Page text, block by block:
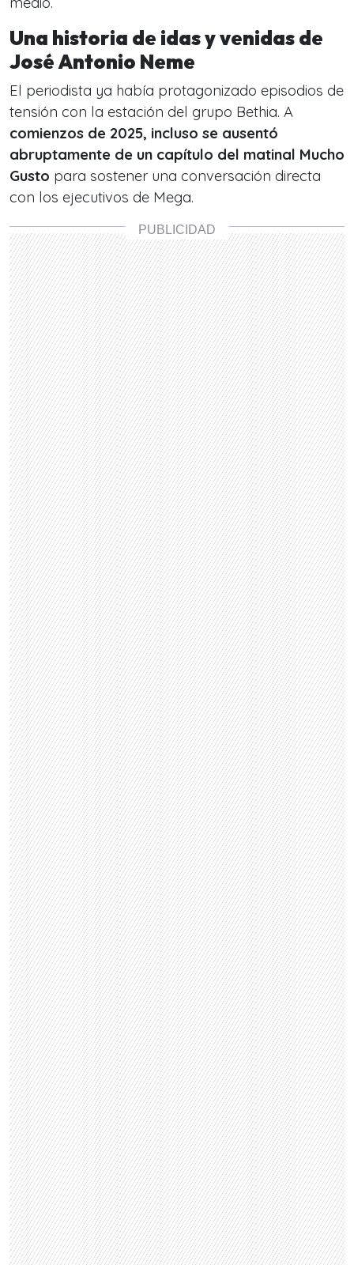
Una historia de idas y venidas de
José Antonio Neme
El periodista ya había protagonizado episodios de
tensión con la estación del grupo Bethia. A
comienzos de 2025, incluso se ausentó
abruptamente de un capítulo del matinal Mucho
Gusto para sostener una conversación directa
con los ejecutivos de Mega.